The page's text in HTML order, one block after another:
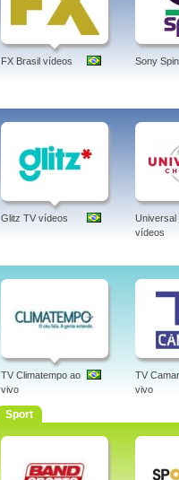
FX Brasil vídeos Sony
Glitz TV vídeos
Universal
vídeos
TV Climatempo ao
vivo
TV
vivo
Sport